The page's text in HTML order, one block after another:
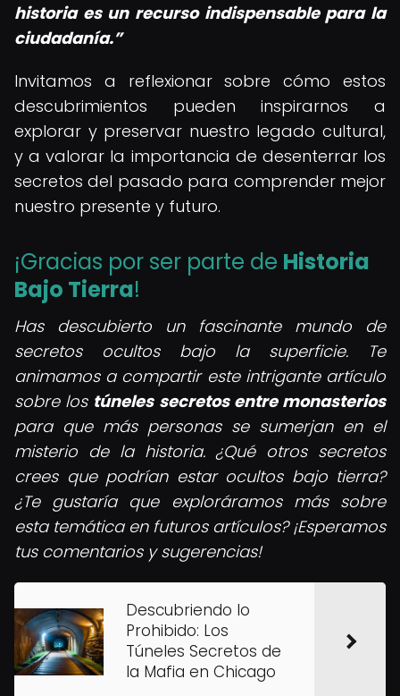
historia es un recurso indispensable para la
ciudadanía.
Invitamos a reflexionar sobre cómo estos
descubrimientos pueden inspirarnos a
explorar y preservar nuestro legado cultural,
y a valorar la importancia de desenterrar los
secretos del pasado para comprender mejor
nuestro presente y futuro.
¡Gracias por ser parte de Historia
Bajo Tierra!
Has descubierto un fascinante mundo de
secretos ocultos bajo la superficie. Te
animamos a compartir este intrigante artículo
sobre los túneles secretos entre monasterios
para que más personas se sumerjan en el
misterio de la historia. ¿Qué otros secretos
crees que podrían estar ocultos bajo tierra?
¿Te gustaría que exploráramos más sobre
esta temática en futuros artículos?¡Esperamos
tus comentarios y sugerencias!
Descubriendo lo
Prohibido: Los
Túneles Secretos de
la Mafia en Chicago